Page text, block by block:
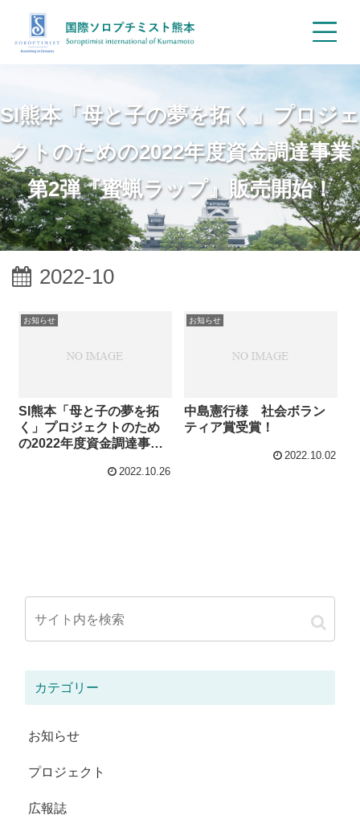
SI熊本「母と子の夢を拓く」プロジェ
クトのための2022年度資金調達事業
第2弾『蜜蝋ラップ』販売開始！
2022-10
お知らせ
SI熊本「母と子の夢を拓
く」プロジェクトのため
の2022年度資金調達事業
2022.10.26
お知らせ
中島憲行様 社会ボラン
ティア賞受賞！
2022.10.02
カテゴリー
お知らせ
プロジェクト
広報誌